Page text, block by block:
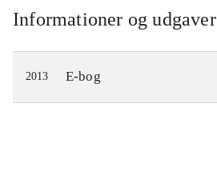
Informationer og udgaver
2013 E-bog